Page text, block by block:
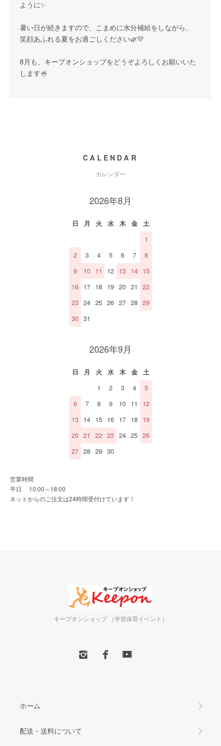
ように✨
暑い日が続きますので、こまめに水分補給をしながら、
笑顔あふれる夏をお過ごしください🌿💛
8月も、キープオンショップをどうぞよろしくお願いいた
します🍧
CALENDAR
カレンダー
2026年8月
日 月 火 水 木 金
土
1
2
3 4 5 6 7
8
9
10 11 12 13 14 15
16 17 18 19 20 21
22
23 24 25 26 27 28 29
30 31
2026年9月
日 月 火 水 木 金
土
1
2 3 4
5
6
7 8 9 10 11
12
13 14 15 16 17 18 19
20 21 22 23 24 25 26
27 28 29 30
営業時間
平日 10:00～18:00
ネットからのご注文は24時間受付けています！
キープオンショップ （学習保育イベント）
ホーム
配送・送料について